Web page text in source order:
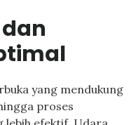
yang mendukung
proses